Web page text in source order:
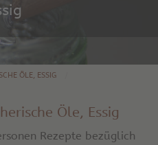
ÖLE, ESSIG
Öle, Essig
Rezepte bezüglich